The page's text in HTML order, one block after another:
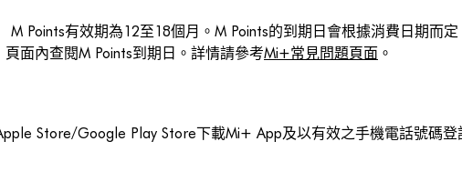
Points有效期為12至18個月。M Points的到期日會根據消費日期而
面內查閱M Points到期日。詳情請參考Mi+常見問題頁面 。
Store/Google Play Store下載Mi+ App及以有效之手機電話號碼登